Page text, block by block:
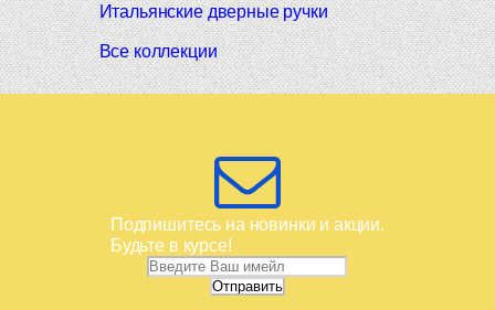
Итальянские дверные ручки
Все коллекции
Подпишитесь на новинки и акции.
Будьте в курсе!